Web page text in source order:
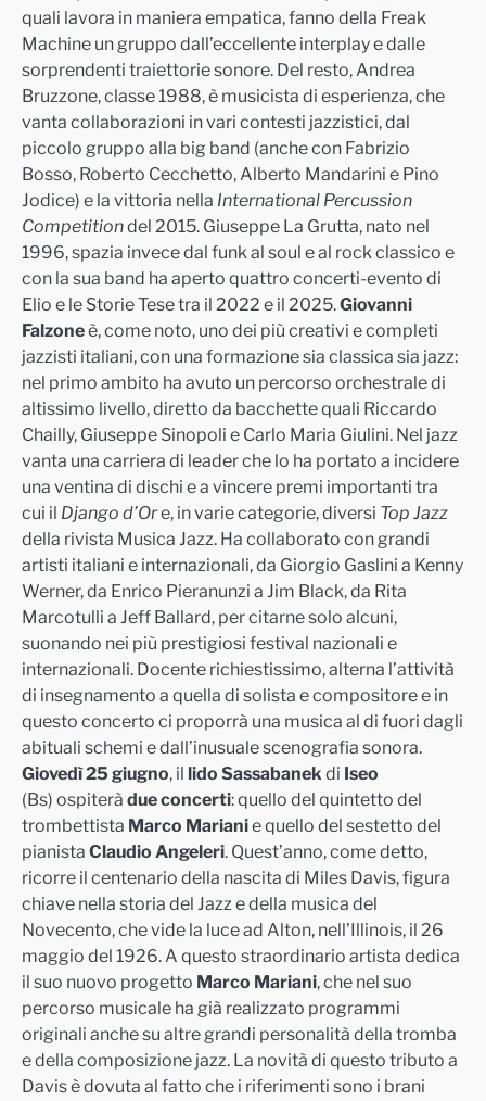
quali lavora in maniera empatica, fanno della Freak
Machine un gruppo dall’eccellente interplay e dalle
sorprendenti traiettorie sonore. Del resto, Andrea
Bruzzone, classe 1988, è musicista di esperienza, che
vanta collaborazioni in vari contesti jazzistici, dal
piccolo gruppo alla big band (anche con Fabrizio
Bosso, Roberto Cecchetto, Alberto Mandarini e Pino
Jodice) e la vittoria nella International Percussion
Competitiondel 2015. Giuseppe La Grutta, nato nel
1996, spazia invece dal funk al soul e al rock classico e
con la sua band ha aperto quattro concerti-evento di
Elio e le Storie Tese tra il 2022 e il 2025.Giovanni
Falzoneè, come noto, uno dei più creativi e completi
jazzisti italiani, con una formazione sia classica sia jazz:
nel primo ambito ha avuto un percorso orchestrale di
altissimo livello, diretto da bacchette quali Riccardo
Chailly, Giuseppe Sinopoli e Carlo Maria Giulini. Nel jazz
vanta una carriera di leader che lo ha portato a incidere
una ventina di dischi e a vincere premi importanti tra
cui il Django d’Ore, in varie categorie, diversi Top Jazz
della rivista Musica Jazz. Ha collaborato con grandi
artisti italiani e internazionali, da Giorgio Gaslini a Kenny
Werner, da Enrico Pieranunzi a Jim Black, da Rita
Marcotulli a Jeff Ballard, per citarne solo alcuni,
suonando nei più prestigiosi festival nazionali e
internazionali. Docente richiestissimo, alterna l’attività
di insegnamento a quella di solista e compositore e in
questo concerto ci proporrà una musica al di fuori dagli
abituali schemi e dall’inusuale scenografia sonora.
Giovedì 25 giugno, il lido Sassabanekdi Iseo
(Bs) ospiterà due concerti: quello del quintetto del
trombettista Marco Marianie quello del sestetto del
pianista Claudio Angeleri. Quest’anno, come detto,
ricorre il centenario della nascita di Miles Davis, figura
chiave nella storia del Jazz e della musica del
Novecento, che vide la luce ad Alton, nell’Illinois, il 26
maggio del 1926. A questo straordinario artista dedica
il suo nuovo progetto Marco Mariani, che nel suo
percorso musicale ha già realizzato programmi
originali anche su altre grandi personalità della tromba
e della composizione jazz. La novità di questo tributo a
Davis è dovuta al fatto che i riferimenti sono i brani